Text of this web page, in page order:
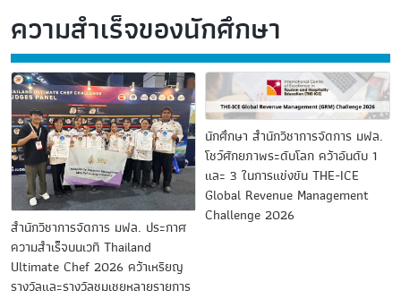
ความสำเร็จของนักศึกษา
สำนักวิชาการจัดการ มฟล. ประกาศ
ความสำเร็จบนเวที Thailand
Ultimate Chef 2026 คว้าเหรียญ
รางวัลและรางวัลชมเชยหลายรายการ
นักศึกษา สำนักวิชาการจัดการ มฟล.
โชว์ศักยภาพระดับโลก คว้าอันดับ 1
และ 3 ในการแข่งขัน THE-ICE
Global Revenue Management
Challenge 2026